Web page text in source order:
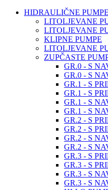
HIDRAULIČNE PUMPE
LITOLJEVANE
LITOLJEVANE
KLIPNE PUMPE
LITOLJEVANE
ZUPČASTE
GR.0 - S
GR.0 - S
GR.1 - S
GR.1 - S
GR.1 - S
GR.1 - S
GR.2 - S
GR.2 - S
GR.2 - S
GR.2 - S
GR.3 - S
GR.3 - S
GR.3 - S
GR.3 - S